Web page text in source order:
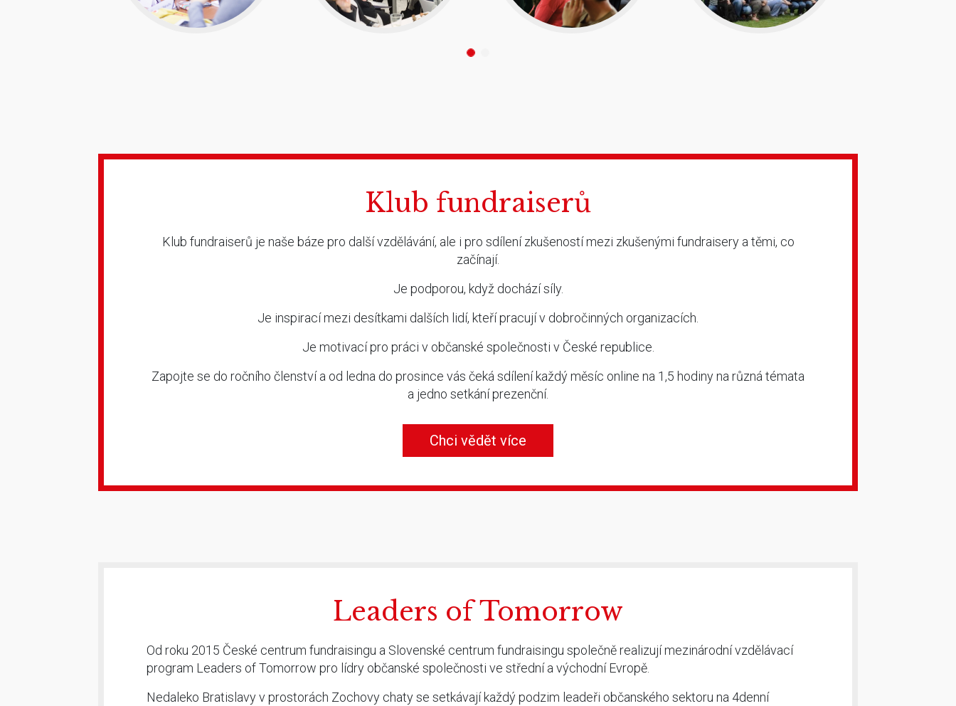
Klub fundraiserů
Klub fundraiserů je naše báze pro další vzdělávání, ale i pro sdílení zkušeností mezi zkušenými fundraisery a těmi, co
začínají.
Je podporou, když dochází síly.
Je inspirací mezi desítkami dalších lidí, kteří pracují v dobročinných organizacích.
Je motivací pro práci v občanské společnosti v České republice.
Zapojte se do ročního členství a od ledna do prosince vás čeká sdílení každý měsíc online na 1,5 hodiny na různá témata
a jedno setkání prezenční.
Chci vědět více
Leaders of Tomorrow
Od roku 2015 České centrum fundraisingu a Slovenské centrum fundraisingu společně realizují mezinárodní vzdělávací
program Leaders of Tomorrow pro lídry občanské společnosti ve střední a východní Evropě.
Nedaleko Bratislavy v prostorách Zochovy chaty se setkávají každý podzim leadeři občanského sektoru na 4denní